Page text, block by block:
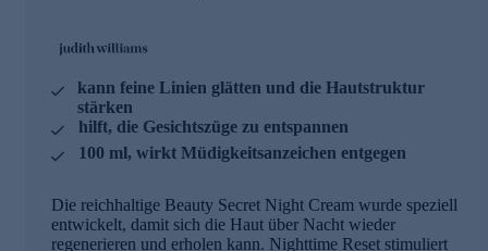
kann feine Linien glätten und die Hautstruktur
stärken
hilft, die Gesichtszüge zu entspannen
100 ml, wirkt Müdigkeitsanzeichen entgegen
Die reichhaltige Beauty Secret Night Cream wurde speziell
entwickelt, damit sich die Haut über Nacht wieder
regenerieren und erholen kann. Nighttime Reset stimuliert